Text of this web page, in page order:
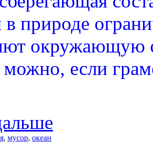
природе
окружающую
можно, если
, мусор, океан